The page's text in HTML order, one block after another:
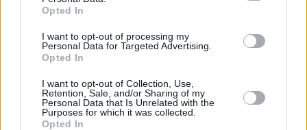
Opted In
I want to opt-out of processing my
Personal Data for Targeted Advertising.
Opted In
I want to opt-out of Collection, Use,
Retention, Sale, and/or Sharing of my
Personal Data that Is Unrelated with the
Purposes for which it was collected.
Opted In